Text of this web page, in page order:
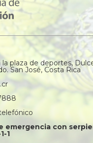
la plaza de deportes,
San José, Costa Rica
emergencia con
1